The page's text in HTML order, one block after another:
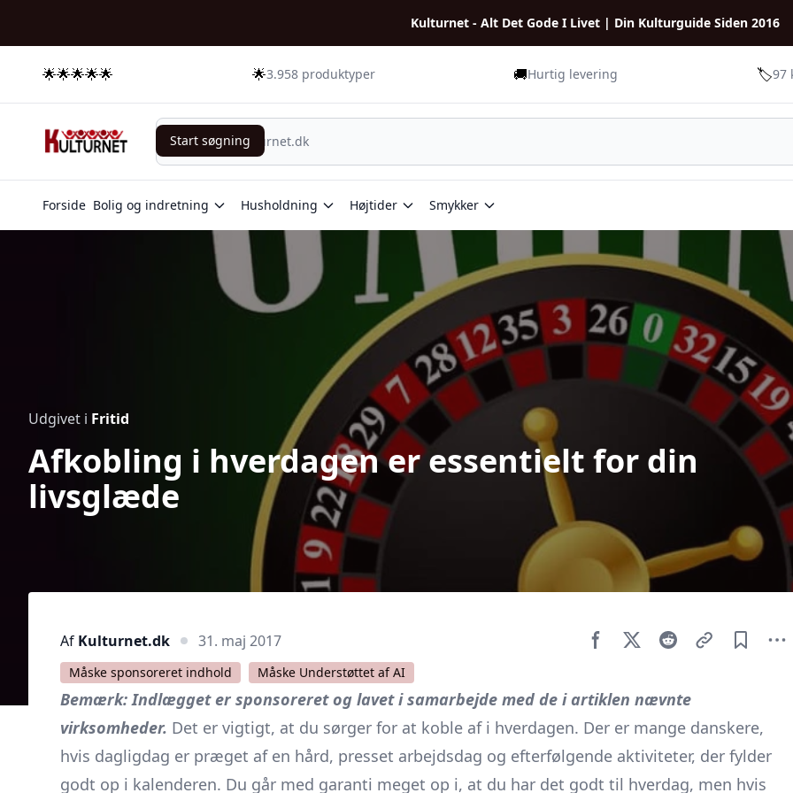
Kulturnet - Alt Det Gode I Livet | Din Kulturguide Siden 2016
🌟🌟🌟🌟🌟 🌟3.958 produktyper 🚚Hurtig levering 🏷️97
Start søgning
Start søgning
Forside Bolig og indretning Husholdning Højtider Smykker
Udgivet i Fritid
Afkobling i hverdagen er essentielt for din
livsglæde
Af Kulturnet.dk 31. maj 2017
Måske sponsoreret indhold Måske Understøttet af AI
Bemærk: Indlægget er sponsoreret og lavet i samarbejde med de i artiklen nævnte
virksomheder. Det er vigtigt, at du sørger for at koble af i hverdagen. Der er mange danskere,
hvis dagligdag er præget af en hård, presset arbejdsdag og efterfølgende aktiviteter, der fylder
godt op i kalenderen. Du går med garanti meget op i, at du har det godt til hverdag, men hvis